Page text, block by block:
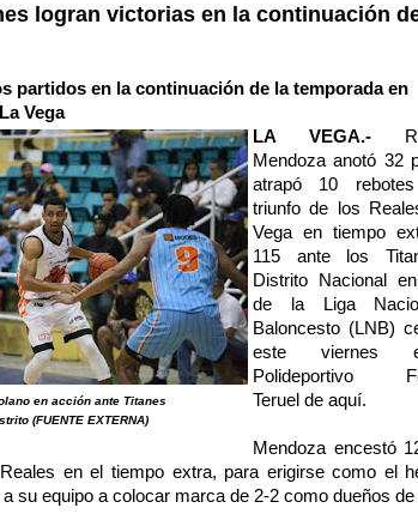
logran victorias en la continuación
partidos en la continuación de la temporada en
Vega
en acción ante Titanes
(FUENTE EXTERNA)
LA VEGA.-
Mendoza anotó 32
atrapó 10
triunfo de los
Vega en tiempo
115 ante los
Distrito Nacional
de la Liga
Baloncesto (LNB)
este viernes
Polideportivo
Teruel de aquí.
Mendoza encestó
en el tiempo extra, para erigirse como el
su equipo a colocar marca de 2-2 como dueños de